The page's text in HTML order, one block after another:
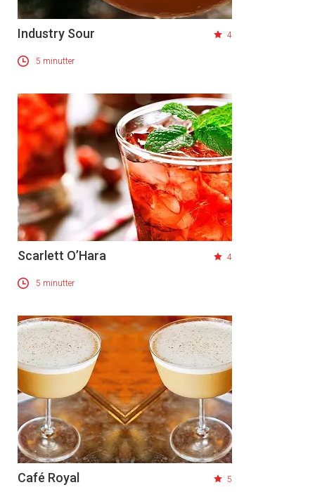
Industry Sour 4
5 minutter
Scarlett O’Hara 4
5 minutter
Café Royal 5